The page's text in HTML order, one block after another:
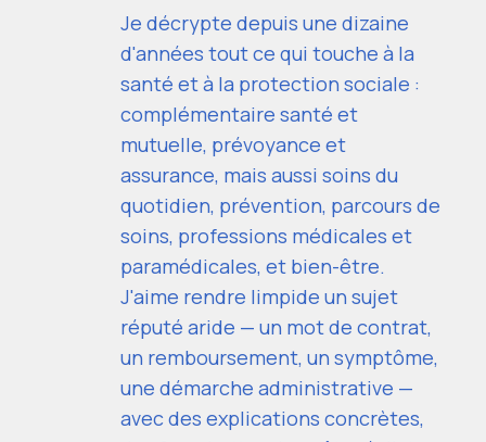
Je décrypte depuis une dizaine
d'années tout ce qui touche à la
santé et à la protection sociale :
complémentaire santé et
mutuelle, prévoyance et
assurance, mais aussi soins du
quotidien, prévention, parcours de
soins, professions médicales et
paramédicales, et bien-être.
J'aime rendre limpide un sujet
réputé aride — un mot de contrat,
un remboursement, un symptôme,
une démarche administrative —
avec des explications concrètes,